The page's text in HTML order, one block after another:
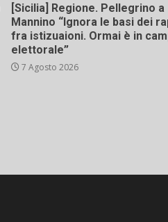
[Sicilia] Regione. Pellegrino a
Mannino “Ignora le basi dei
fra istizuaioni. Ormai è in
elettorale”
7 Agosto 2026